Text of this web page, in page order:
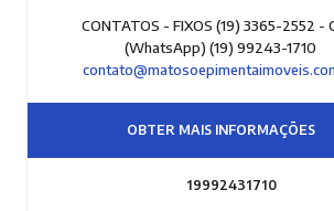
CONTATOS - FIXOS (19) 3365-2552 -
(WhatsApp) (19) 99243-1710
OBTER MAIS INFORMAÇÕES
19992431710